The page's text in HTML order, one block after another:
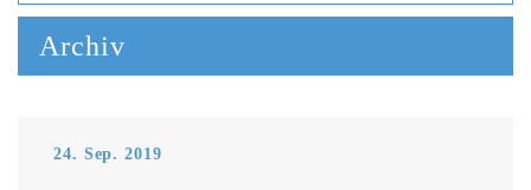
24. Sep. 2019
Archiv